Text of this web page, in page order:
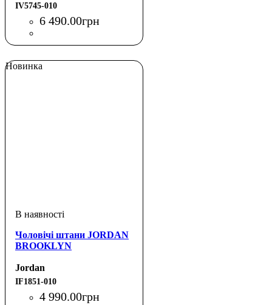
IV5745-010
6 490.00грн
Новинка
Чоловічі штани JORDAN
BROOKLYN
Jordan
IF1851-010
4 990.00грн